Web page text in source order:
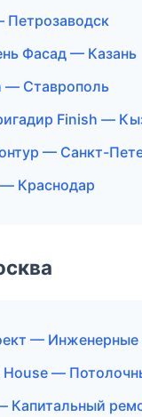
Петрозаводск
Фасад — Казань
— Ставрополь
Finish —
— Санкт-
Краснодар
— Инженерные
House —
Капитальный